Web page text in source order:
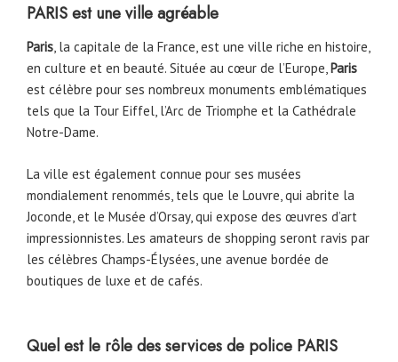
PARISest une ville agréable
Paris, la capitale de la France, est une ville riche en histoire,
en culture et en beauté. Située au cœur de l’Europe,Paris
est célèbre pour ses nombreux monuments emblématiques
tels que la Tour Eiffel, l’Arc de Triomphe et la Cathédrale
Notre-Dame.
La ville est également connue pour ses musées
mondialement renommés, tels que le Louvre, qui abrite la
Joconde, et le Musée d’Orsay, qui expose des œuvres d’art
impressionnistes. Les amateurs de shopping seront ravis par
les célèbres Champs-Élysées, une avenue bordée de
boutiques de luxe et de cafés.
Quel est le rôle des services de police PARIS